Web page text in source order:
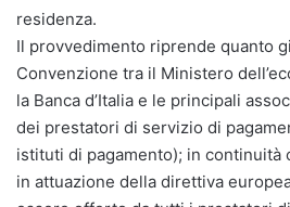
residenza.
Il provvedimento riprende quanto
Convenzione tra il Ministero
la Banca d’Italia e le principali
dei prestatori di servizio di
istituti di pagamento); in continuità
in attuazione della direttiva